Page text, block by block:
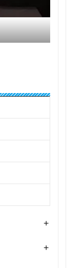
+
+